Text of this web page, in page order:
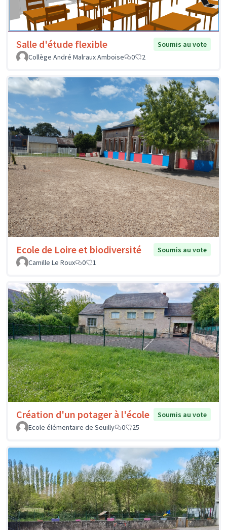
Salle d'étude flexible
Soumis au vote
Collège André Malraux Amboise
0 2
Ecole de Loire et biodiversité
Soumis au vote
Camille Le Roux
0 1
Création d'un potager à l'école
Soumis au vote
Ecole élémentaire de Seuilly
0 25